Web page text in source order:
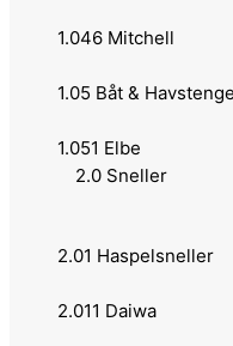
Japanease
Flatnose
Motorpike
605676
1.046 Mitchell
1.05 Båt &
1.051 Elbe
2.0 Sneller
2.01 Haspelsneller
2.011 Daiwa